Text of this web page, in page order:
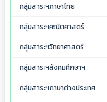
กลุ่มสาระฯภาษาไทย
กลุ่มสาระฯคณิตศาสตร์
กลุ่มสาระฯวิทยาศาสตร์
กลุ่มสาระฯสังคมศึกษาฯ
กลุ่มสาระฯภาษาต่างประเทศ